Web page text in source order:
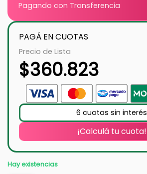
Pagando con Transferencia
PAGÁ EN CUOTAS
Precio de Lista
$360.823
6 cuotas sin interés
¡Calculá tu cuota!
Hay existencias